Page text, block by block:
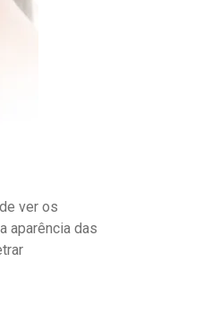
ver os
aparência das